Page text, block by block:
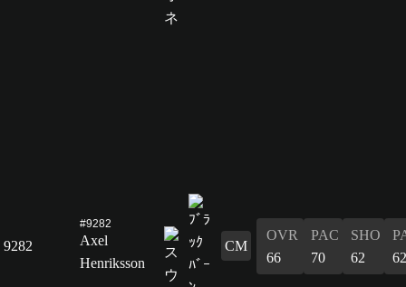
9282
#9282
Axel
Henriksson
CM
OVR
66
PAC
70
SHO
62
62